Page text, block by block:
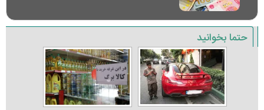
حتما بخوانید